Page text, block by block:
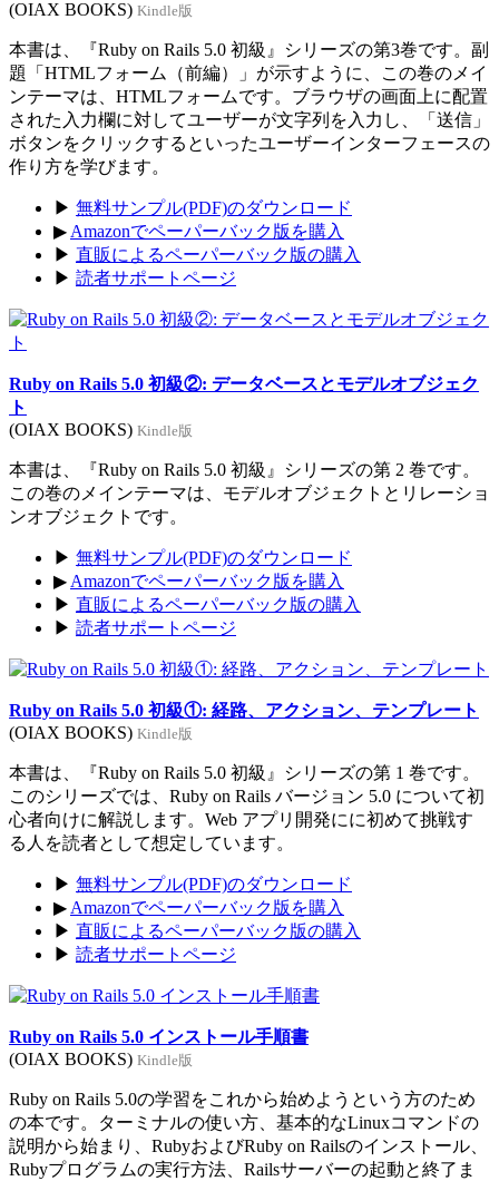
(OIAX BOOKS) Kindle版
本書は、『Ruby on Rails 5.0 初級』シリーズの第3巻です。副
題「HTMLフォーム（前編）」が示すように、この巻のメイ
ンテーマは、HTMLフォームです。ブラウザの画面上に配置
された入力欄に対してユーザーが文字列を入力し、「送信」
ボタンをクリックするといったユーザーインターフェースの
作り方を学びます。
▶ 無料サンプル(PDF)のダウンロード
▶ Amazonでペーパーバック版を購入
▶ 直販によるペーパーバック版の購入
▶ 読者サポートページ
Ruby on Rails 5.0 初級②: データベースとモデルオブジェク
ト
(OIAX BOOKS) Kindle版
本書は、『Ruby on Rails 5.0 初級』シリーズの第 2 巻です。
この巻のメインテーマは、モデルオブジェクトとリレーショ
ンオブジェクトです。
▶ 無料サンプル(PDF)のダウンロード
▶ Amazonでペーパーバック版を購入
▶ 直販によるペーパーバック版の購入
▶ 読者サポートページ
Ruby on Rails 5.0 初級①: 経路、アクション、テンプレート
(OIAX BOOKS) Kindle版
本書は、『Ruby on Rails 5.0 初級』シリーズの第 1 巻です。
このシリーズでは、Ruby on Rails バージョン 5.0 について初
心者向けに解説します。Web アプリ開発にに初めて挑戦す
る人を読者として想定しています。
▶ 無料サンプル(PDF)のダウンロード
▶ Amazonでペーパーバック版を購入
▶ 直販によるペーパーバック版の購入
▶ 読者サポートページ
Ruby on Rails 5.0 インストール手順書
(OIAX BOOKS) Kindle版
Ruby on Rails 5.0の学習をこれから始めようという方のため
の本です。ターミナルの使い方、基本的なLinuxコマンドの
説明から始まり、RubyおよびRuby on Railsのインストール、
Rubyプログラムの実行方法、Railsサーバーの起動と終了ま